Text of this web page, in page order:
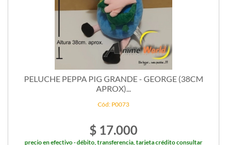
PELUCHE PEPPA PIG GRANDE - GEORGE (38CM
APROX)...
Cód: P0073
$ 17.000
precio en efectivo - débito, transferencia, tarjeta crédito consultar